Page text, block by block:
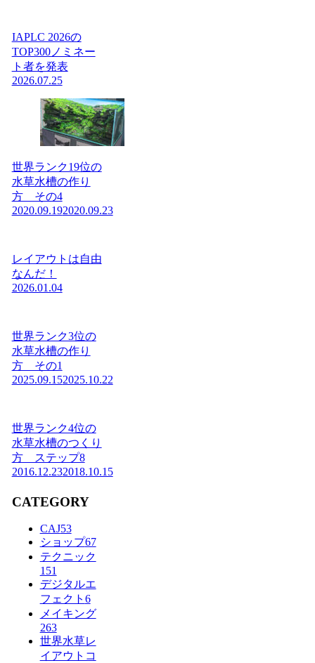
IAPLC 2026の
TOP300ノミネー
ト者を発表
2026.07.25
世界ランク19位の
水草水槽の作り
方 その4
2020.09.192020.09.23
レイアウトは自由
なんだ！
2026.01.04
世界ランク3位の
水草水槽の作り
方 その1
2025.09.152025.10.22
世界ランク4位の
水草水槽のつくり
方 ステップ8
2016.12.232018.10.15
CATEGORY
CAJ53
ショップ67
テクニック
151
デジタルエ
フェクト 6
メイキング
263
世界水草レ
イアウトコ